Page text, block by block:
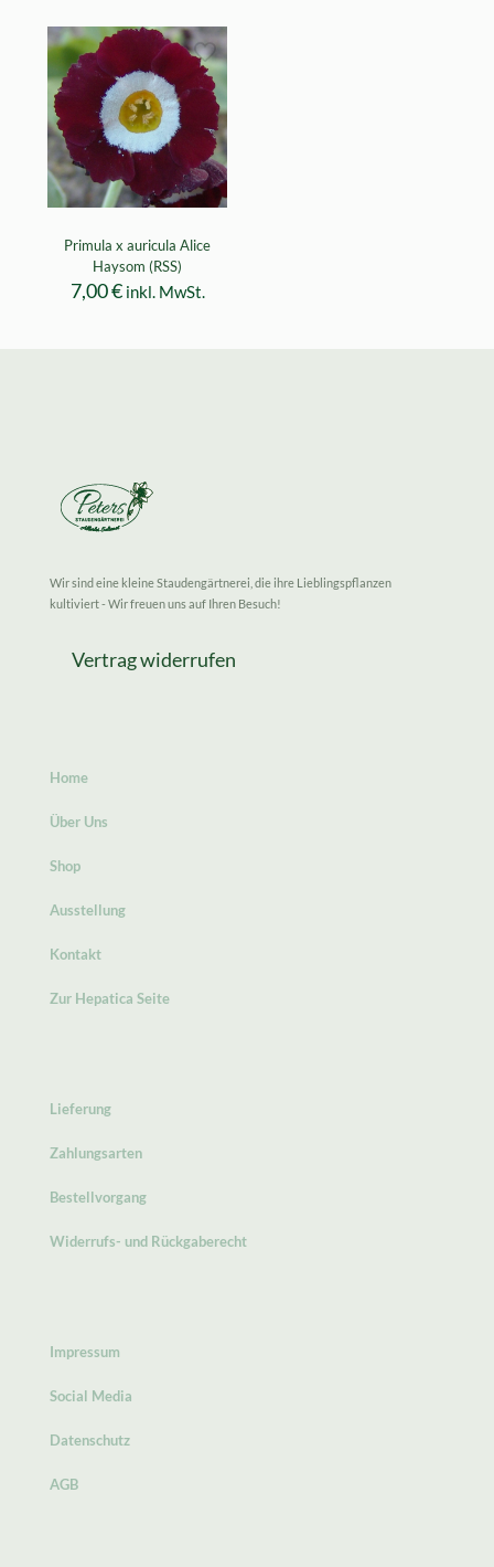
Primula x auricula Alice
Haysom (RSS)
7,00€ inkl. MwSt.
Wir sind eine kleine Staudengärtnerei, die ihre Lieblingspflanzen
kultiviert - Wir freuen uns auf Ihren Besuch!
Vertrag widerrufen
Home
Über Uns
Shop
Ausstellung
Kontakt
Zur Hepatica Seite
Lieferung
Zahlungsarten
Bestellvorgang
Widerrufs- und Rückgaberecht
Impressum
Social Media
Datenschutz
AGB